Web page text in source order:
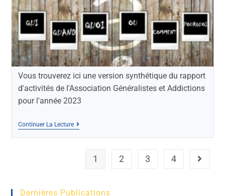
Vous trouverez ici une version synthétique du rapport
d'activités de l'Association Généralistes et Addictions
pour l'année 2023
Continuer La Lecture
1 2 3 4
Dernières Publications